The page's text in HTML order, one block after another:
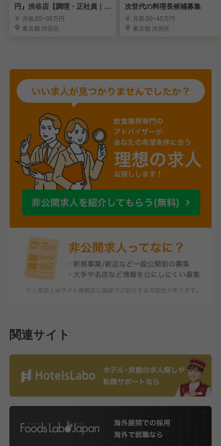
円』渋谷店【調理・正社員｜店
長候補】
月収/25~35万円
東京都 渋谷区
次世代の料理長候補募集
月収/30~45万円
東京都 渋谷区
関連サイト